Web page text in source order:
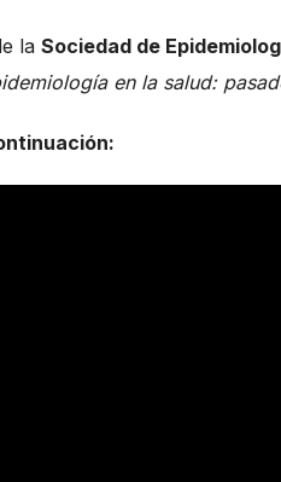
la Sociedad de
en la salud: